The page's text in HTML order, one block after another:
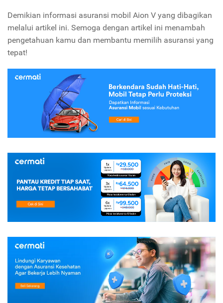
Demikian informasi asuransi mobil Aion V yang dibagikan
melalui artikel ini. Semoga dengan artikel ini menambah
pengetahuan kamu dan membantu memilih asuransi yang
tepat!